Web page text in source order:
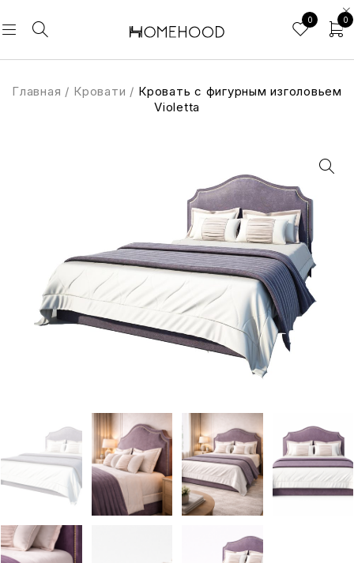
0 0
Главная / Кровати / Кровать с фигурным изголовьем
Violetta